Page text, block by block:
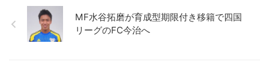
MF水谷拓磨が育成型期限付き移籍で四国
リーグのFC今治へ